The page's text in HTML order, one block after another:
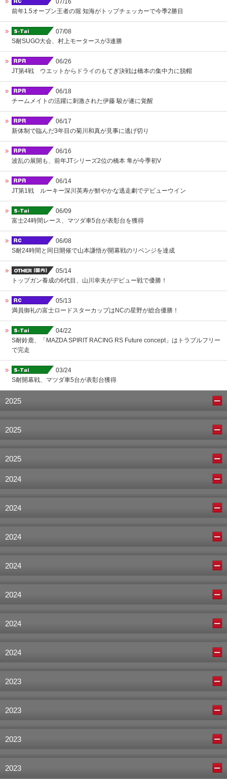
前年1.5オープン王者の堀 知海がトップチェッカーで今季2勝目
07/08
S耐SUGO大会、村上モータースが3連勝
06/26
JT第4戦 ウエットからドライのもてぎ決戦は橋本の集中力に脱帽
06/18
チームメイトの活躍に刺激された伊藤 駿が遂に覚醒
06/17
新体制で臨んだ3年目の菊川和真が見事に逃げ切り
06/16
波乱の展開も、前年JTシリーズ2位の橋本 隼が今季初V
06/14
JT第1戦 ルーキー深川英寿が鮮やかな逃走劇でデビューウイン
06/09
富士24時間レース、マツダ車5台が表彰台を獲得
06/08
S耐24時間と同日開催で山本謙悟が開幕戦のリベンジを達成
05/14
トップガン養成の6代目、山川幸夫がデビュー戦で優勝！
05/13
満員御礼の富士ロードスターカップはNCの星野が総合優勝！
04/22
S耐鈴鹿、「MAZDA SPIRIT RACING RS Future concept」はトラブルフリー
で完走
03/24
S耐開幕戦、マツダ車5台が表彰台獲得
2025
2025
2025
2024
2024
2024
2024
2024
2024
2024
2023
2023
2023
2023